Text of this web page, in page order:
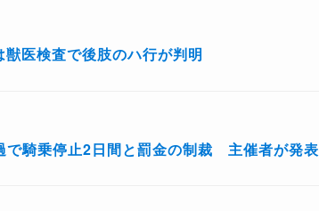
医検査で後肢のハ行が判明
で騎乗停止2日間と罰金の制裁 主催者が発表